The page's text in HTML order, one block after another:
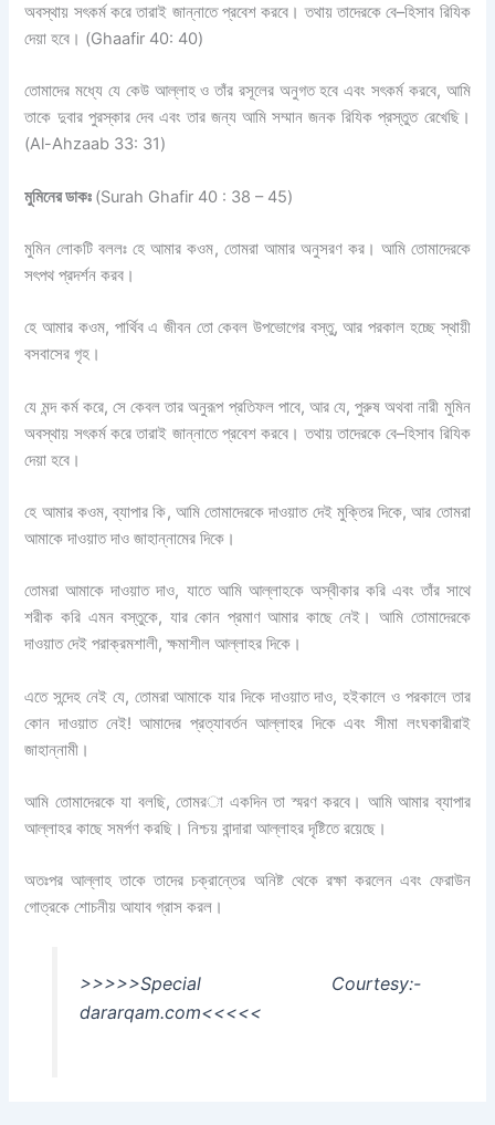
অবস্থায় সৎকর্ম করে তারাই জান্নাতে প্রবেশ করবে। তথায় তাদেরকে বে–হিসাব রিযিক
দেয়া হবে। (Ghaafir 40: 40)
তোমাদের মধ্যে যে কেউ আল্লাহ ও তাঁর রসূলের অনুগত হবে এবং সৎকর্ম করবে, আমি
তাকে দুবার পুরস্কার দেব এবং তার জন্য আমি সম্মান জনক রিযিক প্রস্তুত রেখেছি।
(Al-Ahzaab 33: 31)
মুমিনের ডাকঃ (Surah Ghafir 40 : 38 – 45)
মুমিন লোকটি বললঃ হে আমার কওম, তোমরা আমার অনুসরণ কর। আমি তোমাদেরকে
সৎপথ প্রদর্শন করব।
হে আমার কওম, পার্থিব এ জীবন তো কেবল উপভোগের বস্তু,আর পরকাল হচ্ছে স্থায়ী
বসবাসের গৃহ।
যে মন্দ কর্ম করে,সে কেবল তার অনুরূপ প্রতিফল পাবে, আর যে,পুরুষ অথবা নারী মুমিন
অবস্থায় সৎকর্ম করে তারাই জান্নাতে প্রবেশ করবে। তথায় তাদেরকে বে–হিসাব রিযিক
দেয়া হবে।
হে আমার কওম,ব্যাপার কি, আমি তোমাদেরকে দাওয়াত দেই মুক্তির দিকে,আর তোমরা
আমাকে দাওয়াত দাও জাহান্নামের দিকে।
তোমরা আমাকে দাওয়াত দাও, যাতে আমি আল্লাহকে অস্বীকার করি এবং তাঁর সাথে
শরীক করি এমন বস্তুকে, যার কোন প্রমাণ আমার কাছে নেই। আমি তোমাদেরকে
দাওয়াত দেই পরাক্রমশালী,ক্ষমাশীল আল্লাহর দিকে।
এতে সন্দেহ নেই যে, তোমরা আমাকে যার দিকে দাওয়াত দাও,হইকালে ও পরকালে তার
কোন দাওয়াত নেই!আমাদের প্রত্যাবর্তন আল্লাহর দিকে এবং সীমা লংঘকারীরাই
জাহান্নামী।
আমি তোমাদেরকে যা বলছি,তোমরা একদিন তা স্মরণ করবে। আমি আমার ব্যাপার
আল্লাহর কাছে সমর্পণ করছি। নিশ্চয় বান্দারা আল্লাহর দৃষ্টিতে রয়েছে।
অতঃপর আল্লাহ তাকে তাদের চক্রান্তের অনিষ্ট থেকে রক্ষা করলেন এবং ফেরাউন
গোত্রকে শোচনীয় আযাব গ্রাস করল।
>>>>>Special Courtesy:-
dararqam.com<<<<<